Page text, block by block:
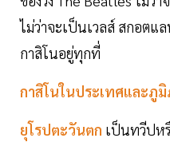
ไม่ว่าจะเป็นเวลส์ สกอตแ
กาสิโนอยู่ทุกที่
กาสิโนในประเทศและภู
ยุโรปตะวันตก เป็นทวีปห